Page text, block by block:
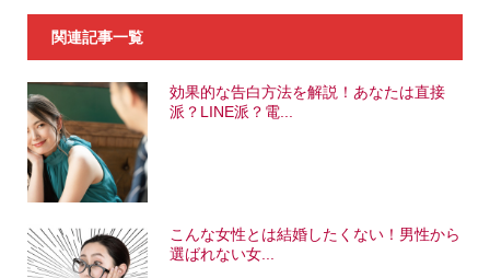
関連記事一覧
効果的な告白方法を解説！あなたは直接
派？LINE派？電...
こんな女性とは結婚したくない！男性から
選ばれない女...